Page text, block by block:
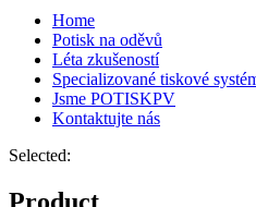
Home
Potisk na oděvů
Léta zkušeností
Specializované tiskové
Jsme POTISKPV
Kontaktujte nás
Selected: